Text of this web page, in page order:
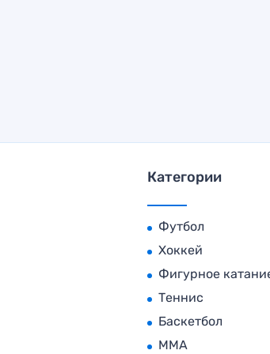
Категории
Футбол
Хоккей
Фигурное
Теннис
Баскетбол
MMA